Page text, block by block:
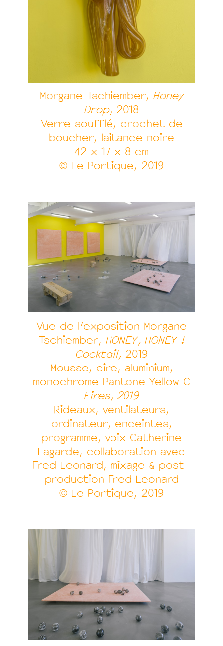
Morgane Tschiember, Honey
Drop, 2018
Verre soufflé, crochet de
boucher, laitance noire
42 x 17 x 8 cm
© Le Portique, 2019
Vue de l’exposition Morgane
Tschiember, HONEY, HONEY !
Cocktail, 2019
Mousse, cire, aluminium,
monochrome Pantone Yellow C
Fires, 2019
Rideaux, ventilateurs,
ordinateur, enceintes,
programme, voix Catherine
Lagarde, collaboration avec
Fred Leonard, mixage & post-
production Fred Leonard
© Le Portique, 2019